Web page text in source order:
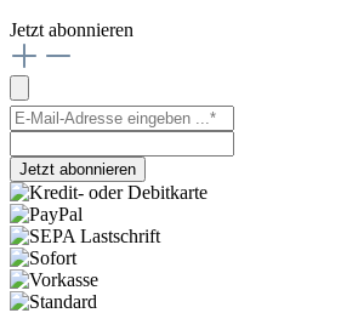
Jetzt abonnieren
Jetzt abonnieren